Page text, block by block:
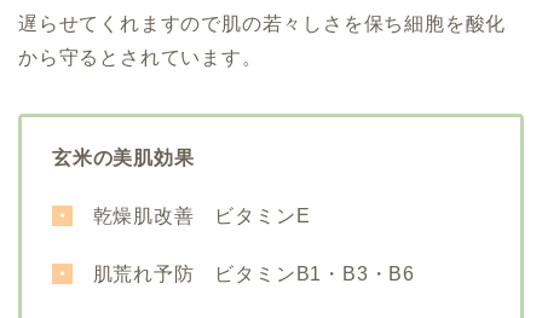
遅らせてくれますので肌の若々しさを保ち細胞を酸化
から守るとされています。
玄米の美肌効果
・ 乾燥肌改善 ビタミンE
・ 肌荒れ予防 ビタミンB1・B3・B6